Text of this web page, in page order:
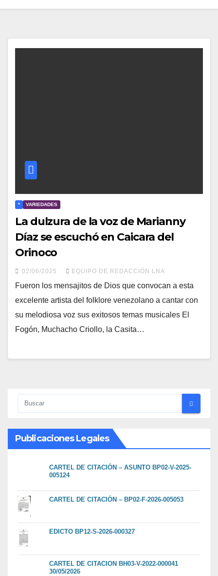
* VARIEDADES
La dulzura de la voz de Marianny
Díaz se escuchó en Caicara del
Orinoco
02/06/2025 EQUIPO DE REDACCIÓN LNA
Fueron los mensajitos de Dios que convocan a esta
excelente artista del folklore venezolano a cantar con
su melodiosa voz sus exitosos temas musicales El
Fogón, Muchacho Criollo, la Casita…
Publicaciones Legales
CARTEL DE CITACIÓN – ASUNTO BP02-V-2025-
005124
CARTEL DE CITACIÓN – BP02-F-2026-005053
EDICTO BP12-S-2026-000327
CARTEL DE CITACION BH03-V-2022-000041
30/05/2026